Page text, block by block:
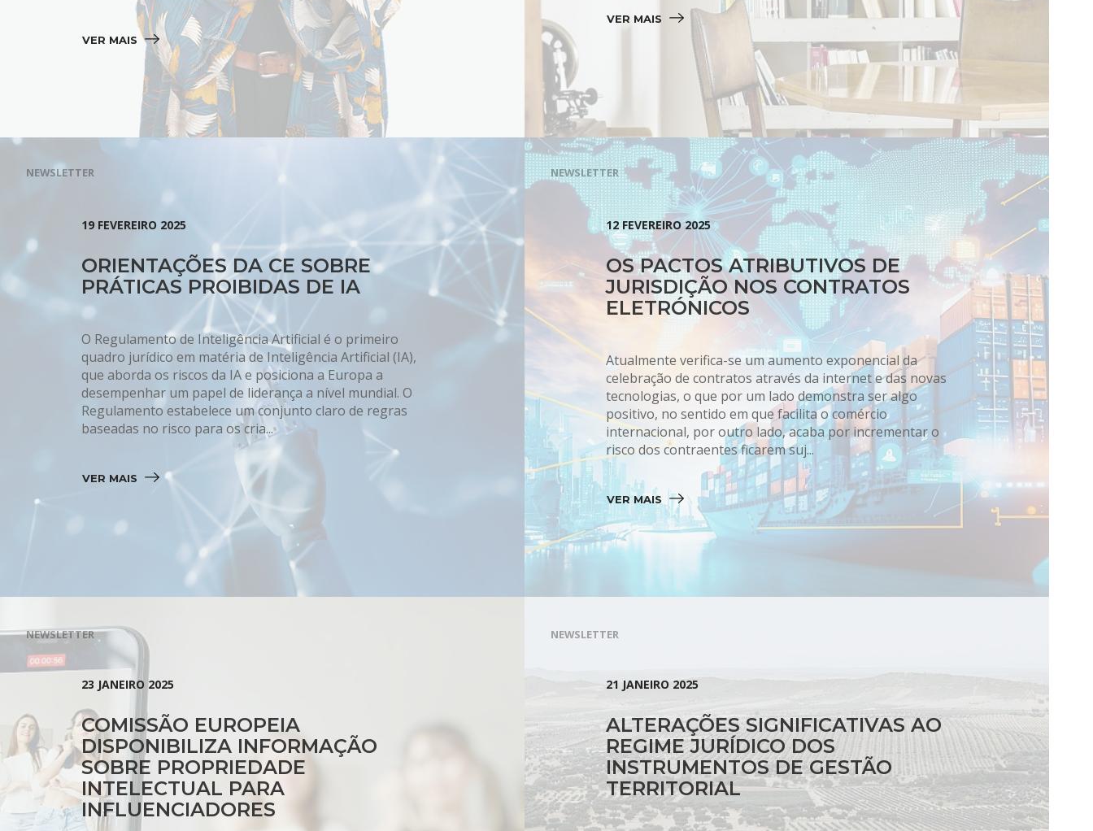
VER MAIS
VER MAIS
NEWSLETTER
19 FEVEREIRO 2025
ORIENTAÇÕES DA CE SOBRE
PRÁTICAS PROIBIDAS DE IA
O Regulamento de Inteligência Artificial é o primeiro
quadro jurídico em matéria de Inteligência Artificial (IA),
que aborda os riscos da IA e posiciona a Europa a
desempenhar um papel de liderança a nível mundial. O
Regulamento estabelece um conjunto claro de regras
baseadas no risco para os cria...
VER MAIS
NEWSLETTER
12 FEVEREIRO 2025
OS PACTOS ATRIBUTIVOS DE
JURISDIÇÃO NOS CONTRATOS
ELETRÓNICOS
Atualmente verifica-se um aumento exponencial da
celebração de contratos através da internet e das novas
tecnologias, o que por um lado demonstra ser algo
positivo, no sentido em que facilita o comércio
internacional, por outro lado, acaba por incrementar o
risco dos contraentes ficarem suj...
VER MAIS
NEWSLETTER
23 JANEIRO 2025
COMISSÃO EUROPEIA
DISPONIBILIZA INFORMAÇÃO
SOBRE PROPRIEDADE
INTELECTUAL PARA
INFLUENCIADORES
NEWSLETTER
21 JANEIRO 2025
ALTERAÇÕES SIGNIFICATIVAS AO
REGIME JURÍDICO DOS
INSTRUMENTOS DE GESTÃO
TERRITORIAL